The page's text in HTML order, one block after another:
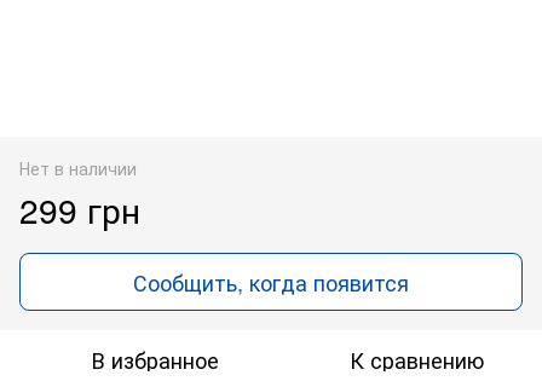
Нет в наличии
299 грн
Сообщить, когда появится
В избранное К сравнению